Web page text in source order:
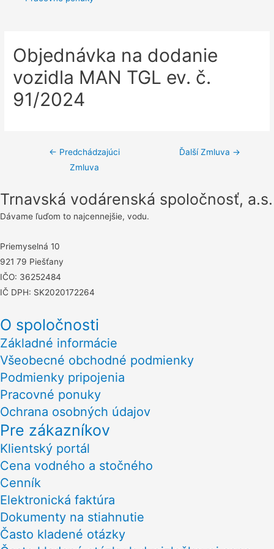
Objednávka na dodanie
vozidla MAN TGL ev. č.
91/2024
Navigácia
článku
← Predchádzajúci
Zmluva
Ďalší Zmluva →
Trnavská vodárenská spoločnosť, a.s.
Dávame ľuďom to najcennejšie, vodu.
Priemyselná 10
921 79 Piešťany
IČO: 36252484
IČ DPH: SK2020172264
O spoločnosti
Základné informácie
Všeobecné obchodné podmienky
Podmienky pripojenia
Pracovné ponuky
Ochrana osobných údajov
Pre zákazníkov
Klientský portál
Cena vodného a stočného
Cenník
Elektronická faktúra
Dokumenty na stiahnutie
Často kladené otázky